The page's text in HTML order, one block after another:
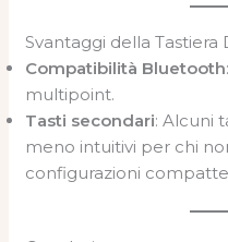
Svantaggi della Tastiera
Compatibilità Bluetooth
multipoint.
Tasti secondari: Alcuni
meno intuitivi per chi
configurazioni